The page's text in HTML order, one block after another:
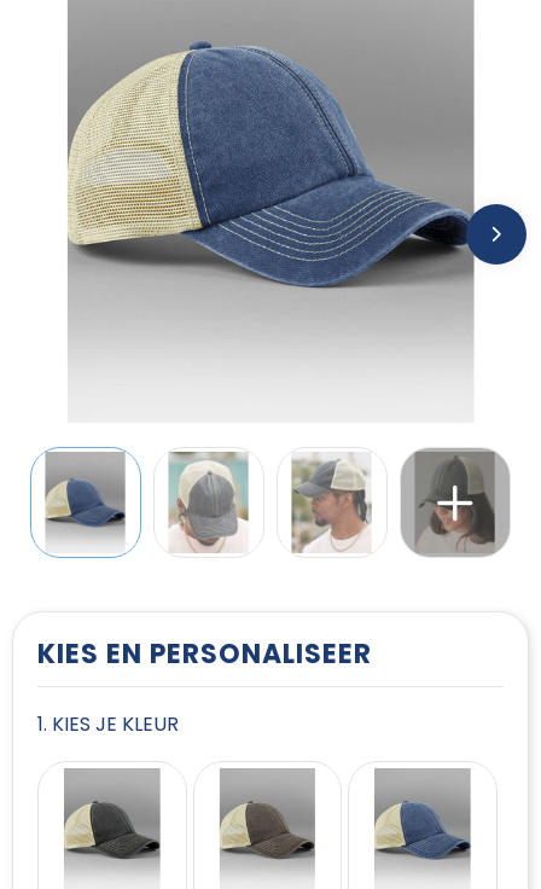
Kledingaccessoires
Ondergoed, Sokken en Nachtkleding
Overhemden
Peuters en Baby's
Sweaters
T-Shirts
KIES EN PERSONALISEER
1. KIES JE KLEUR